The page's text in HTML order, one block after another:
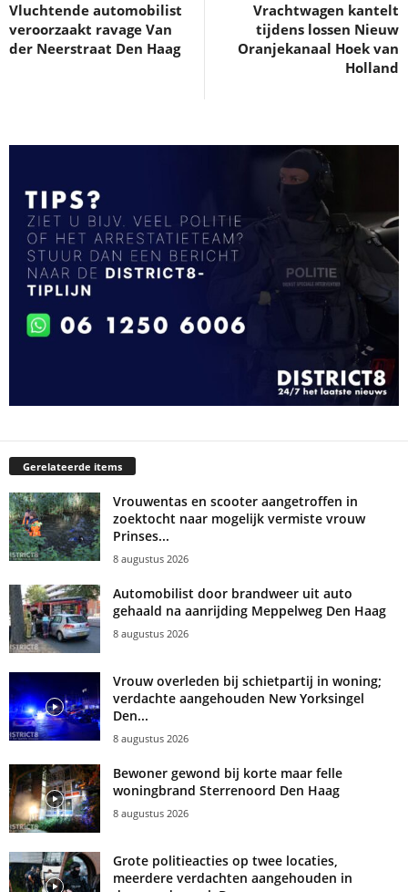
Vluchtende automobilist
veroorzaakt ravage Van
der Neerstraat Den Haag
Vrachtwagen kantelt
tijdens lossen Nieuw
Oranjekanaal Hoek van
Holland
Gerelateerde items
Vrouwentas en scooter aangetroffen in
zoektocht naar mogelijk vermiste vrouw
Prinses...
8 augustus 2026
Automobilist door brandweer uit auto
gehaald na aanrijding Meppelweg Den Haag
8 augustus 2026
Vrouw overleden bij schietpartij in woning;
verdachte aangehouden New Yorksingel
Den...
8 augustus 2026
Bewoner gewond bij korte maar felle
woningbrand Sterrenoord Den Haag
8 augustus 2026
Grote politieacties op twee locaties,
meerdere verdachten aangehouden in